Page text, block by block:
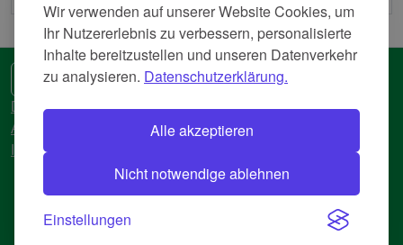
Wir verwenden auf unserer Website Cookies, um
Ihr Nutzererlebnis zu verbessern, personalisierte
Inhalte bereitzustellen und unseren Datenverkehr
zu analysieren. Datenschutzerklärung.
Alle akzeptieren
Nicht notwendige ablehnen
Einstellungen
🌍 Eine andere Sprache
Datenschutzerkläreung
AGB
Impressum
© 2018-2026 AtlasBig.com